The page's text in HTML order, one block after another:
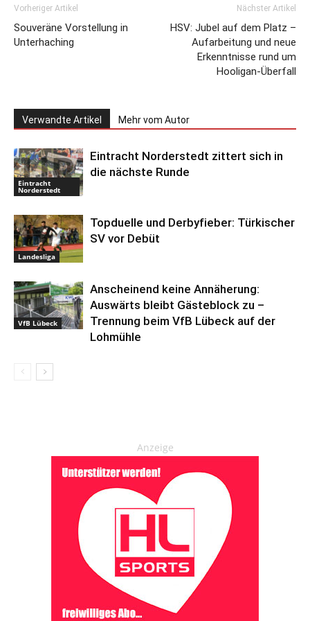
Vorheriger Artikel
Souveräne Vorstellung in
Unterhaching
Nächster Artikel
HSV: Jubel auf dem Platz –
Aufarbeitung und neue
Erkenntnisse rund um
Hooligan-Überfall
Verwandte Artikel Mehr vom Autor
Eintracht
Norderstedt
Eintracht Norderstedt zittert sich in
die nächste Runde
Landesliga
Topduelle und Derbyfieber: Türkischer
SV vor Debüt
VfB Lübeck
Anscheinend keine Annäherung:
Auswärts bleibt Gästeblock zu –
Trennung beim VfB Lübeck auf der
Lohmühle
Anzeige